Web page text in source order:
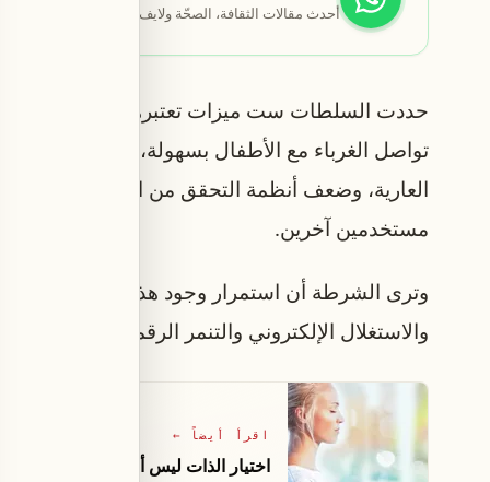
أحدث مقالات الثقافة، الصحّة ولايف ستايل تصلك أوّلاً.
حددت السلطات ست ميزات تعتبرها تهديدًا مباشرًا
تواصل الغرباء مع الأطفال بسهولة، وخوارزميات
العارية، وضعف أنظمة التحقق من العمر،
مستخدمين آخرين.
وترى الشرطة أن استمرار وجود هذه الميزات دون
والاستغلال الإلكتروني والتنمر الرقمي.
اقرأ أيضاً ←
اختيار الذات ليس أنانيةً بل ضرورةٌ